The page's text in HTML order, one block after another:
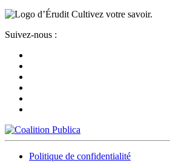
Cultivez votre savoir.
Suivez-nous :
Politique de confidentialité